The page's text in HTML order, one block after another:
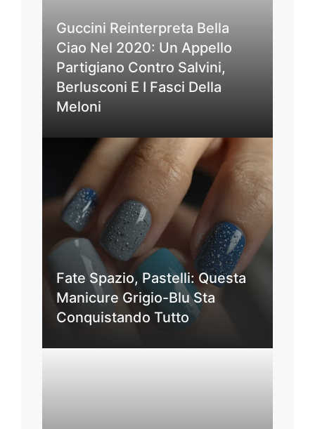
Guccini Reinterpreta Bella
Ciao Nel 2020: Un Appello
Partigiano Contro Salvini,
Berlusconi E I Fasci Della
Meloni
Fate Spazio, Pastelli: Questa
Manicure Grigio-Blu Sta
Conquistando Tutto